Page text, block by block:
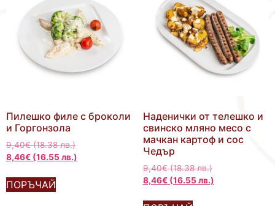
Пилешко филе с броколи
и Горгонзола
9,40€ (18.38 лв.)
8,46€ (16.55 лв.)
ПОРЪЧАЙ
Наденички от телешко и
свинско мляно месо с
мачкан картоф и сос
Чедър
9,40€ (18.38 лв.)
8,46€ (16.55 лв.)